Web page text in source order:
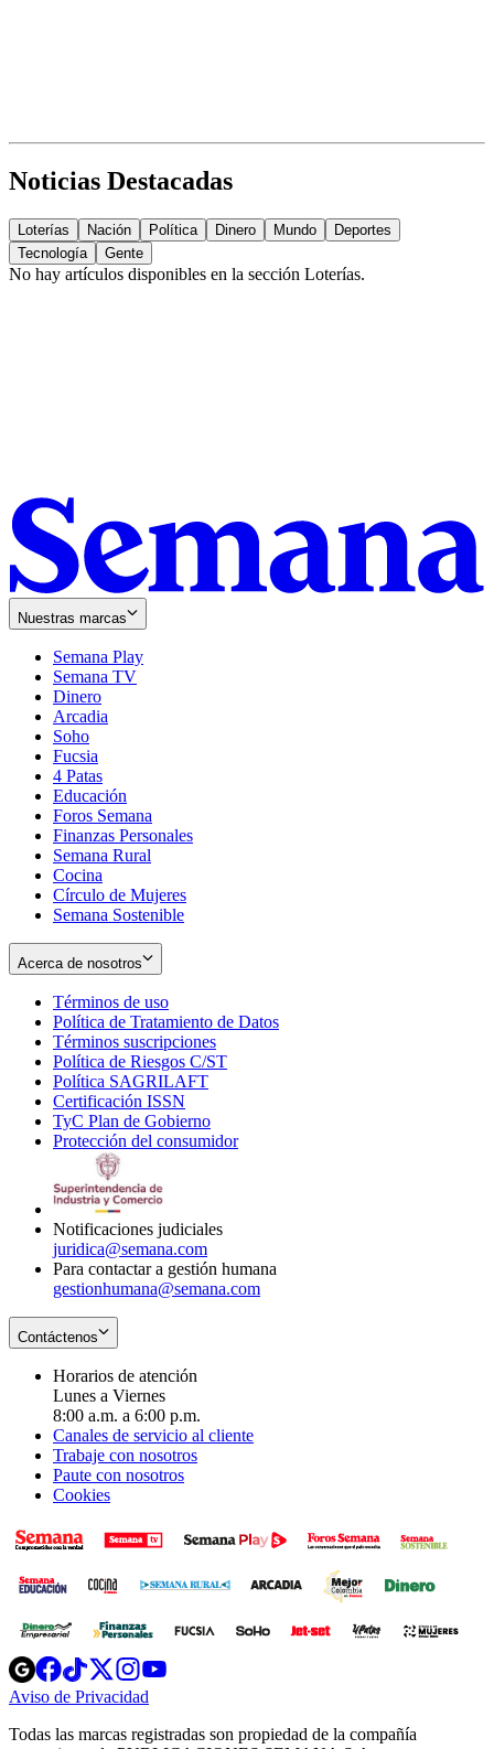
Noticias Destacadas
Loterías Nación Política Dinero Mundo
Deportes
Tecnología
Gente
No hay artículos disponibles en la sección Loterías.
Nuestras marcas
Semana Play
Semana TV
Dinero
Arcadia
Soho
in
new
window
Fucsia
in
new
window
4 Patas
Educación
Foros Semana
Finanzas Personales
Semana Rural
Cocina
Círculo de Mujeres
Semana Sostenible
Acerca de nosotros
Términos de uso
in
new
window
Política de Tratamiento de Datos
Términos suscripciones
in
Política de Riesgos C/ST
Política SAGRILAFT
new
window
Certificación ISSN
in
new
TyC Plan de Gobierno
in
Protección del consumidorOpens
Notificaciones judiciales
juridica@semana.com
Para contactar a gestión humana
gestionhumana@semana.com
Contáctenos
Horarios de atención
Lunes a Viernes
8:00 a.m. a 6:00 p.m.
Canales de servicio al cliente
Trabaje con nosotros
Paute con nosotros
Cookies
Opens
in
new
Opens
in
new
Opens
in
new
window
Opens
new
windowwindow
Aviso de Privacidad
new
Todas las marcas registradas son propiedad de la compañía